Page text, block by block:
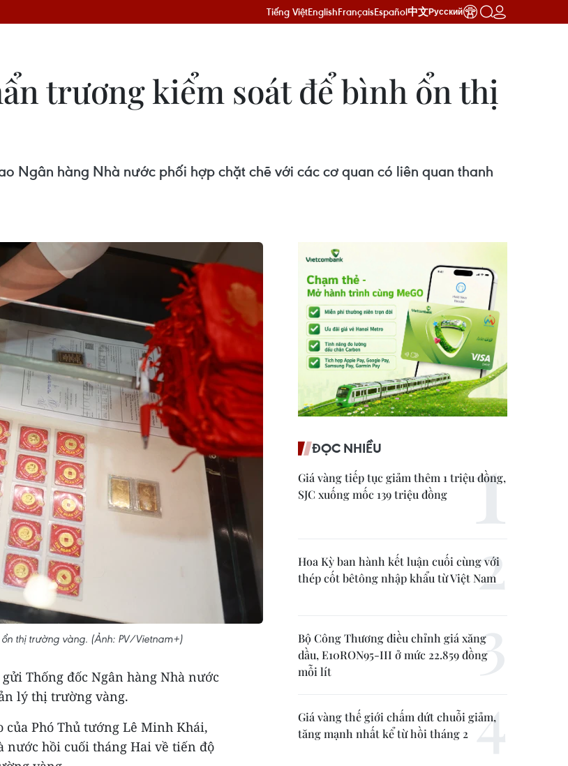
Tiếng ViệtEnglishFrançaisEspañol中文Русский
trương kiểm soát để bình ổn thị
Ngân hàng Nhà nước phối hợp chặt chẽ với các cơ quan có liên quan thanh
thị trường vàng. (Ảnh: PV/Vietnam+)
Thống đốc Ngân hàng Nhà nước
lý thị trường vàng.
Phó Thủ tướng Lê Minh Khái,
nước hồi cuối tháng Hai về tiến độ
ĐỌC NHIỀU
Giá vàng tiếp tục giảm thêm 1 triệu đồng,
SJC xuống mốc 139 triệu đồng
Hoa Kỳ ban hành kết luận cuối cùng với
thép cốt bêtông nhập khẩu từ Việt Nam
Bộ Công Thương điều chỉnh giá xăng
dầu, E10RON95-III ở mức 22.859 đồng
mỗi lít
Giá vàng thế giới chấm dứt chuỗi giảm,
tăng mạnh nhất kể từ hồi tháng 2